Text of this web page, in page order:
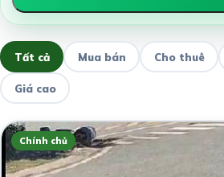
Tất cả Mua bán Cho thuê
Giá cao
Chính chủ